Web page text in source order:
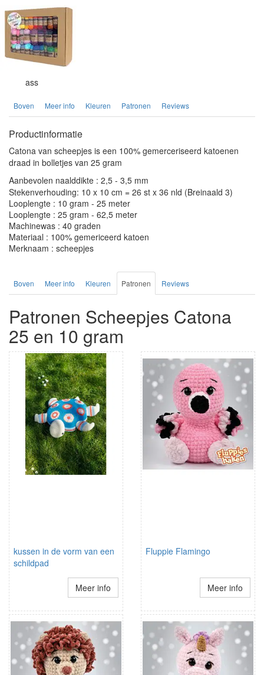
ass
Boven Meer info Kleuren Patronen Reviews
Productinformatie
Catona van scheepjes is een 100% gemerceriseerd katoenen
draad in bolletjes van 25 gram
Aanbevolen naalddikte : 2,5 - 3,5 mm
Stekenverhouding: 10 x 10 cm = 26 st x 36 nld (Breinaald 3)
Looplengte : 10 gram - 25 meter
Looplengte : 25 gram - 62,5 meter
Machinewas : 40 graden
Materiaal : 100% gemericeerd katoen
Merknaam : scheepjes
Boven Meer info Kleuren Patronen Reviews
Patronen Scheepjes Catona
25 en 10 gram
kussen in de vorm van een
schildpad
Meer info
Fluppie Flamingo
Meer info